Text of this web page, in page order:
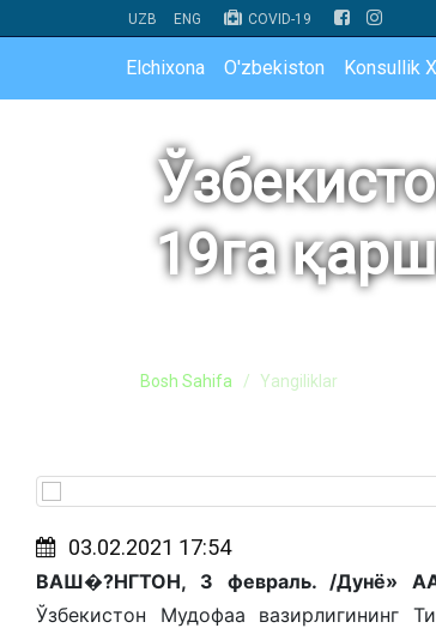
UZB ENG COVID-19
Elchixona O'zbekiston Konsullik
19га
Bosh Sahifa Yangiliklar
03.02.2021 17:54
ВАШ�?НГТОН, 3 февраль. /Дунё»
Ўзбекистон Мудофаа вазирлигининг